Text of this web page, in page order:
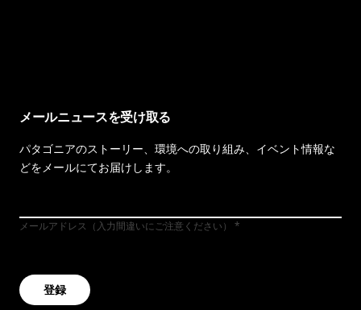
メールニュースを受け取る
パタゴニアのストーリー、環境への取り組み、イベント情報な
どをメールにてお届けします。
メールアドレス（入力間違いにご注意ください）
登録